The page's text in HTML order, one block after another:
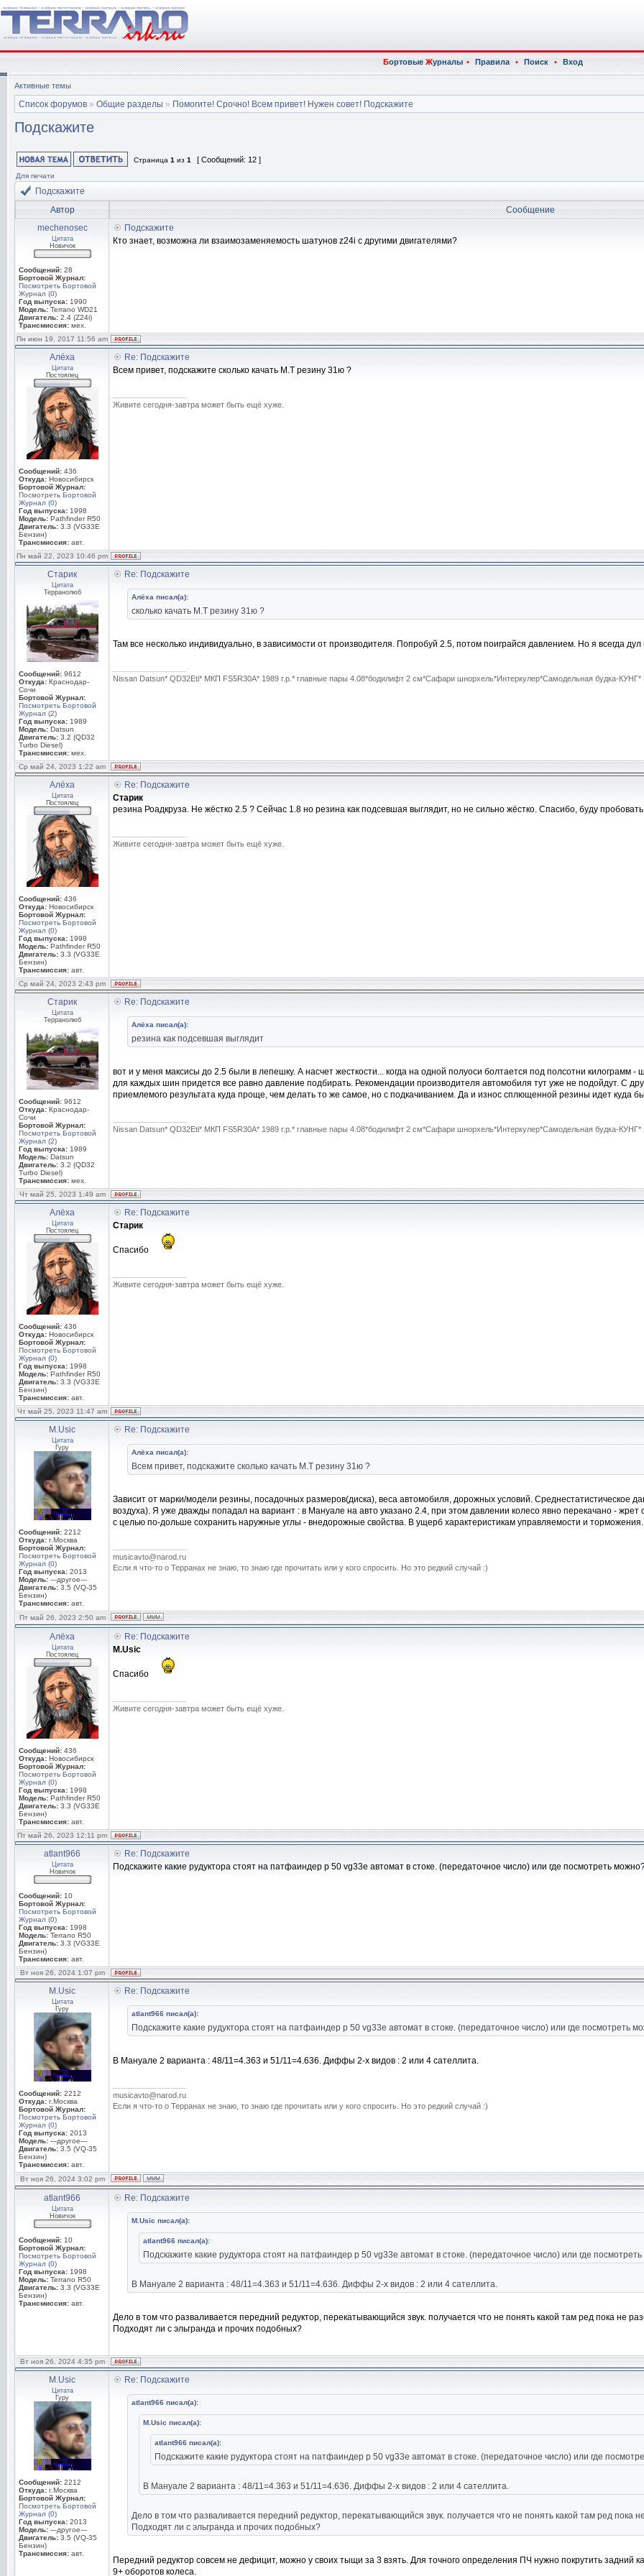
БортовыеЖурналы • Правила • Поиск • Вход
Активные темы
Список форумов » Общие разделы » Помогите! Срочно! Всем привет! Нужен совет! Подскажите
Подскажите
Страница 1 из 1 [ Сообщений: 12 ]
Для печати
Подскажите
Автор
Сообщение
mechenosec
Цитата
Новичок
Сообщений: 28
Бортовой Журнал:
Посмотреть Бортовой
Журнал (0)
Год выпуска: 1990
Модель: Terrano WD21
Двигатель: 2.4 (Z24i)
Трансмиссия: мех.
Подскажите
Кто знает, возможна ли взаимозаменяемость шатунов z24i с другими двигателями?
Пн июн 19, 2017 11:56 am
Алёха
Цитата
Постоялец
Сообщений: 436
Откуда: Новосибирск
Бортовой Журнал:
Посмотреть Бортовой
Журнал (0)
Год выпуска: 1998
Модель: Pathfinder R50
Двигатель: 3.3 (VG33E
Бензин)
Трансмиссия: авт.
Re: Подскажите
Всем привет, подскажите сколько качать М.Т резину 31ю ?
Живите сегодня-завтра может быть ещё хуже.
Пн май 22, 2023 10:46 pm
Старик
Цитата
Терранолюб
Сообщений: 9612
Откуда: Краснодар-
Сочи
Бортовой Журнал:
Посмотреть Бортовой
Журнал (2)
Год выпуска: 1989
Модель: Datsun
Двигатель: 3.2 (QD32
Turbo Diesel)
Трансмиссия: мех.
Re: Подскажите
Алёха писал(а):
сколько качать М.Т резину 31ю ?
Там все несколько индивидуально, в зависимости от производителя. Попробуй 2.5, потом поиграйся давлением. Но я всегда
Nissan Datsun* QD32Eti* МКП FS5R30A* 1989 г.р.* главные пары 4.08*бодилифт 2 см*Сафари шнорхель*Интеркулер*Самодельная будка-
Ср май 24, 2023 1:22 am
Алёха
Цитата
Постоялец
Сообщений: 436
Откуда: Новосибирск
Бортовой Журнал:
Посмотреть Бортовой
Журнал (0)
Год выпуска: 1998
Модель: Pathfinder R50
Двигатель: 3.3 (VG33E
Бензин)
Трансмиссия: авт.
Re: Подскажите
Старик
резина Роадкруза. Не жёстко 2.5 ? Сейчас 1.8 но резина как подсевшая выглядит, но не сильно жёстко. Спасибо, буду
Живите сегодня-завтра может быть ещё хуже.
Ср май 24, 2023 2:43 pm
Старик
Цитата
Терранолюб
Сообщений: 9612
Откуда: Краснодар-
Сочи
Бортовой Журнал:
Посмотреть Бортовой
Журнал (2)
Год выпуска: 1989
Модель: Datsun
Двигатель: 3.2 (QD32
Turbo Diesel)
Трансмиссия: мех.
Re: Подскажите
Алёха писал(а):
резина как подсевшая выглядит
вот и у меня максисы до 2.5 были в лепешку. А насчет жесткости... когда на одной полуоси болтается под полсотни
для каждых шин придется все равно давление подбирать. Рекомендации производителя автомобиля тут уже не подойдут. С
приемлемого результата куда проще, чем делать то же самое, но с подкачиванием. Да и износ сплющенной резины идет куда
Nissan Datsun* QD32Eti* МКП FS5R30A* 1989 г.р.* главные пары 4.08*бодилифт 2 см*Сафари шнорхель*Интеркулер*Самодельная будка-
Чт май 25, 2023 1:49 am
Алёха
Цитата
Постоялец
Сообщений: 436
Откуда: Новосибирск
Бортовой Журнал:
Посмотреть Бортовой
Журнал (0)
Год выпуска: 1998
Модель: Pathfinder R50
Двигатель: 3.3 (VG33E
Бензин)
Трансмиссия: авт.
Re: Подскажите
Старик
Спасибо
Живите сегодня-завтра может быть ещё хуже.
Чт май 25, 2023 11:47 am
M.Usic
Цитата
Гуру
Сообщений: 2212
Откуда: г.Москва
Бортовой Журнал:
Посмотреть Бортовой
Журнал (0)
Год выпуска: 2013
Модель: ---другое---
Двигатель: 3.5 (VQ-35
Бензин)
Трансмиссия: авт.
Re: Подскажите
Алёха писал(а):
Всем привет, подскажите сколько качать М.Т резину 31ю ?
Зависит от марки/модели резины, посадочных размеров(диска), веса автомобиля, дорожных условий. Среднестатистическое
воздуха). Я уже дважды попадал на вариант : в Мануале на авто указано 2.4, при этом давлении колесо явно перекачано -
с целью по-дольше сохранить наружные углы - внедорожные свойства. В ущерб характеристикам управляемости и торможения.
musicavto@narod.ru
Если я что-то о Терранах не знаю, то знаю где прочитать или у кого спросить. Но это редкий случай :)
Пт май 26, 2023 2:50 am
Алёха
Цитата
Постоялец
Сообщений: 436
Откуда: Новосибирск
Бортовой Журнал:
Посмотреть Бортовой
Журнал (0)
Год выпуска: 1998
Модель: Pathfinder R50
Двигатель: 3.3 (VG33E
Бензин)
Трансмиссия: авт.
Re: Подскажите
M.Usic
Спасибо
Живите сегодня-завтра может быть ещё хуже.
Пт май 26, 2023 12:11 pm
atlant966
Цитата
Новичок
Сообщений: 10
Бортовой Журнал:
Посмотреть Бортовой
Журнал (0)
Год выпуска: 1998
Модель: Terrano R50
Двигатель: 3.3 (VG33E
Бензин)
Трансмиссия: авт.
Re: Подскажите
Подскажите какие рудуктора стоят на патфаиндер р 50 vg33e автомат в стоке. (передаточное число) или где посмотреть
Вт ноя 26, 2024 1:07 pm
M.Usic
Цитата
Гуру
Сообщений: 2212
Откуда: г.Москва
Бортовой Журнал:
Посмотреть Бортовой
Журнал (0)
Год выпуска: 2013
Модель: ---другое---
Двигатель: 3.5 (VQ-35
Бензин)
Трансмиссия: авт.
Re: Подскажите
atlant966 писал(а):
Подскажите какие рудуктора стоят на патфаиндер р 50 vg33e автомат в стоке. (передаточное число) или где посмотреть
В Мануале 2 варианта : 48/11=4.363 и 51/11=4.636. Диффы 2-х видов : 2 или 4 сателлита.
musicavto@narod.ru
Если я что-то о Терранах не знаю, то знаю где прочитать или у кого спросить. Но это редкий случай :)
Вт ноя 26, 2024 3:02 pm
atlant966
Цитата
Новичок
Сообщений: 10
Бортовой Журнал:
Посмотреть Бортовой
Журнал (0)
Год выпуска: 1998
Модель: Terrano R50
Двигатель: 3.3 (VG33E
Бензин)
Трансмиссия: авт.
Re: Подскажите
M.Usic писал(а):
atlant966 писал(а):
Подскажите какие рудуктора стоят на патфаиндер р 50 vg33e автомат в стоке. (передаточное число) или где
В Мануале 2 варианта : 48/11=4.363 и 51/11=4.636. Диффы 2-х видов : 2 или 4 сателлита.
Дело в том что разваливается передний редуктор, перекатывающийся звук. получается что не понять какой там ред пока не
Подходят ли с эльгранда и прочих подобных?
Вт ноя 26, 2024 4:35 pm
M.Usic
Цитата
Гуру
Сообщений: 2212
Откуда: г.Москва
Бортовой Журнал:
Посмотреть Бортовой
Журнал (0)
Год выпуска: 2013
Модель: ---другое---
Двигатель: 3.5 (VQ-35
Бензин)
Трансмиссия: авт.
Re: Подскажите
atlant966 писал(а):
M.Usic писал(а):
atlant966 писал(а):
Подскажите какие рудуктора стоят на патфаиндер р 50 vg33e автомат в стоке. (передаточное число) или где
В Мануале 2 варианта : 48/11=4.363 и 51/11=4.636. Диффы 2-х видов : 2 или 4 сателлита.
Дело в том что разваливается передний редуктор, перекатывающийся звук. получается что не понять какой там ред пока
Подходят ли с эльгранда и прочих подобных?
Передний редуктор совсем не дефицит, можно у своих тыщи за 3 взять. Для точного определения ПЧ нужно покрутить задний
9+ оборотов колеса.